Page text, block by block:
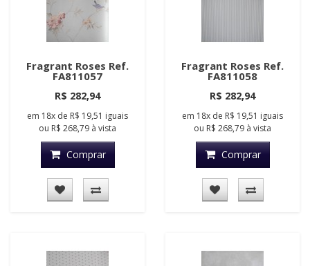
Fragrant Roses Ref.
FA811057
R$ 282,94
em 18x de R$ 19,51 iguais
ou R$ 268,79 à vista
Comprar
Fragrant Roses Ref.
FA811058
R$ 282,94
em 18x de R$ 19,51 iguais
ou R$ 268,79 à vista
Comprar